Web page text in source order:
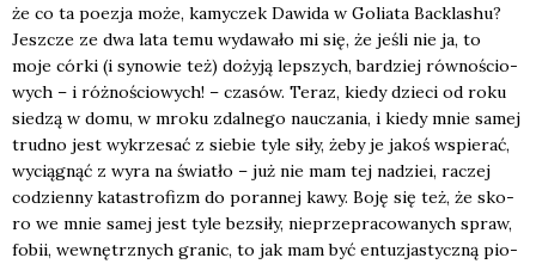
że co ta poezja może, kamy­czek Dawi­da w Golia­ta Bac­kla­shu?
Jesz­cze ze dwa lata temu wyda­wa­ło mi się, że jeśli nie ja, to
moje cór­ki (i syno­wie też) doży­ją lep­szych, bar­dziej rów­no­ścio­
wych – i róż­no­ścio­wych! – cza­sów. Teraz, kie­dy dzie­ci od roku
sie­dzą w domu, w mro­ku zdal­ne­go naucza­nia, i kie­dy mnie samej
trud­no jest wykrze­sać z sie­bie tyle siły, żeby je jakoś wspie­rać,
wycią­gnąć z wyra na świa­tło – już nie mam tej nadziei, raczej
codzien­ny kata­stro­fizm do poran­nej kawy. Boję się też, że sko­
ro we mnie samej jest tyle bez­si­ły, nie­prze­pra­co­wa­nych spraw,
fobii, wewnętrz­nych gra­nic, to jak mam być entu­zja­stycz­ną pio­